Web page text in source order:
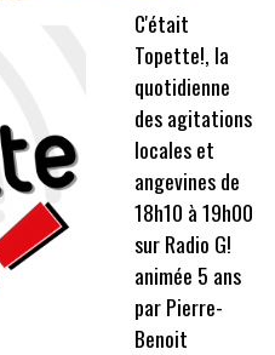
C'était
Topette!, la
quotidienne
des agitations
locales et
angevines de
18h10 à 19h00
sur Radio G!
animée 5 ans
par Pierre-
Benoit